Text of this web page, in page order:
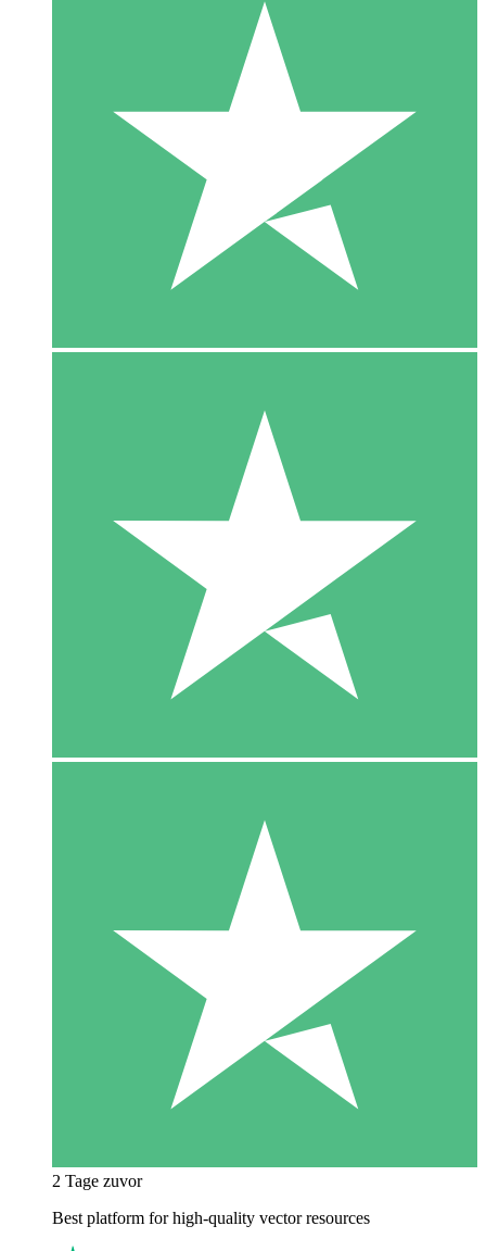
2 Tage zuvor
Best platform for high-quality vector resources